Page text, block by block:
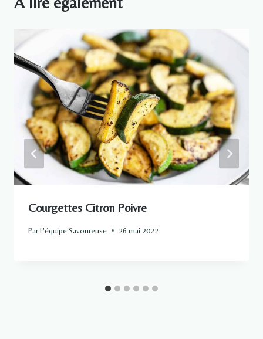
Courgettes Citron Poivre
ParL'équipe Savoureuse 26 mai 2022